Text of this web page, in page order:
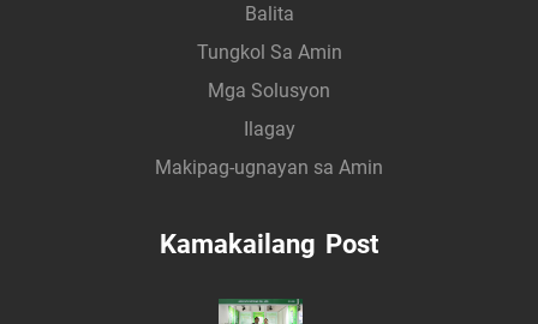
Balita
Tungkol Sa Amin
Mga Solusyon
Ilagay
Makipag-ugnayan sa Amin
Kamakailang Post